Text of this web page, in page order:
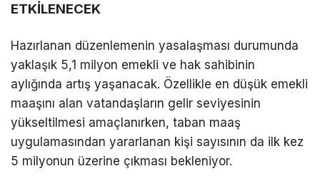
ETKİLENECEK
Hazırlanan düzenlemenin yasalaşması durumunda
yaklaşık 5,1 milyon emekli ve hak sahibinin
aylığında artış yaşanacak. Özellikle en düşük emekli
maaşını alan vatandaşların gelir seviyesinin
yükseltilmesi amaçlanırken, taban maaş
uygulamasından yararlanan kişi sayısının da ilk kez
5 milyonun üzerine çıkması bekleniyor.